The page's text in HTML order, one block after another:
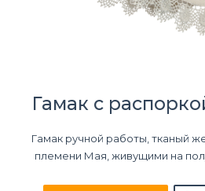
Гамак с
Гамак ручной работы, тканый
племени Мая, живущими на